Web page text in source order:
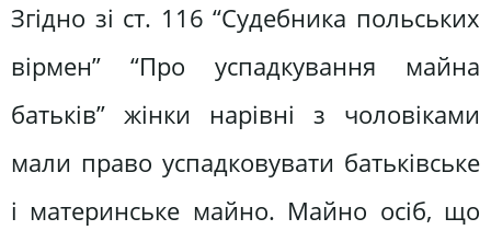
Згідно зі ст. 116 “Судебника польських
вірмен” “Про успадкування майна
батьків” жінки нарівні з чоловіками
мали право успадковувати батьківське
і материнське майно. Майно осіб, що